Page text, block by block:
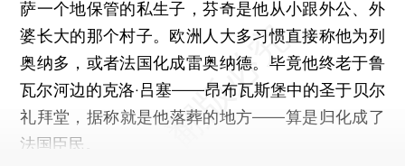
萨一个地保管的私生子，芬奇是他从小跟外公、外
婆长大的那个村子。欧洲人大多习惯直接称他为列
奥纳多，或者法国化成雷奥纳德。毕竟他终老于鲁
瓦尔河边的克洛·吕塞——昂布瓦斯堡中的圣于贝尔
礼拜堂，据称就是他落葬的地方——算是归化成了
法国臣民。